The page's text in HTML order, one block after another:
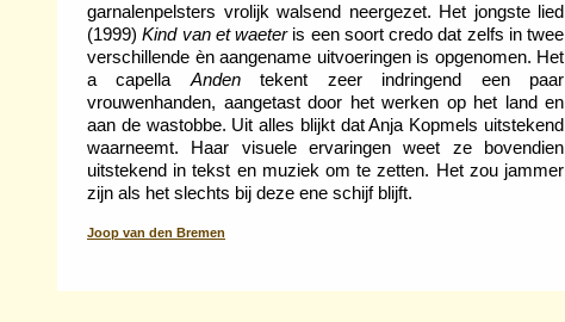
garnalenpelsters vrolijk walsend neergezet. Het jongste lied
(1999)Kind van et waeteris een soort credo dat zelfs in twee
verschillende èn aangename uitvoeringen is opgenomen. Het
a capella Andentekent zeer indringend een paar
vrouwenhanden, aangetast door het werken op het land en
aan de wastobbe. Uit alles blijkt dat Anja Kopmels uitstekend
waarneemt. Haar visuele ervaringen weet ze bovendien
uitstekend in tekst en muziek om te zetten. Het zou jammer
zijn als het slechts bij deze ene schijf blijft.
Joop van den Bremen